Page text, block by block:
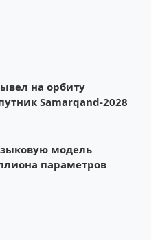
на орбиту
Samarqand-2028
модель
параметров